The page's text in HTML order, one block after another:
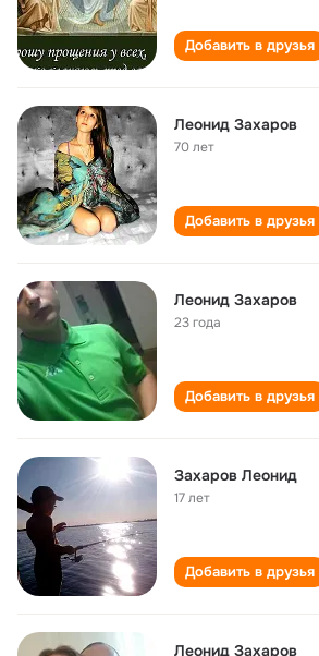
Добавить в друзья
Леонид Захаров
70 лет
Добавить в друзья
Леонид Захаров
23 года
Добавить в друзья
Захаров Леонид
17 лет
Добавить в друзья
Леонид Захаров